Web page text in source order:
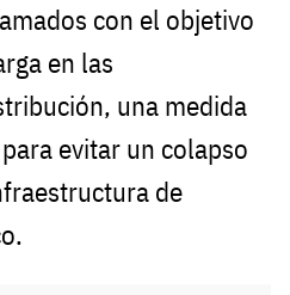
con el objetivo
en las
una medida
evitar un colapso
de